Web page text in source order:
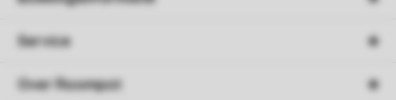
Service
Over Roompot